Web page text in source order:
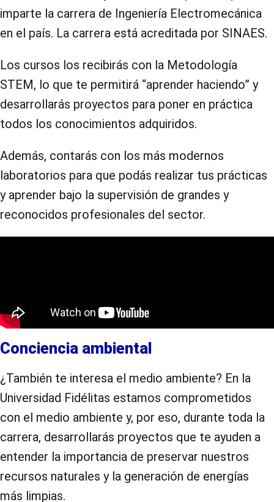
imparte la carrera de Ingeniería Electromecánica
en el país. La carrera está acreditada por SINAES.
Los cursos los recibirás con la Metodología
STEM, lo que te permitirá “aprender haciendo” y
desarrollarás proyectos para poner en práctica
todos los conocimientos adquiridos.
Además, contarás con los más modernos
laboratorios para que podás realizar tus prácticas
y aprender bajo la supervisión de grandes y
reconocidos profesionales del sector.
Conciencia ambiental
¿También te interesa el medio ambiente? En la
Universidad Fidélitas estamos comprometidos
con el medio ambiente y, por eso, durante toda la
carrera, desarrollarás proyectos que te ayuden a
entender la importancia de preservar nuestros
recursos naturales y la generación de energías
más limpias.